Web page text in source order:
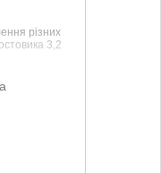
різних
3,2